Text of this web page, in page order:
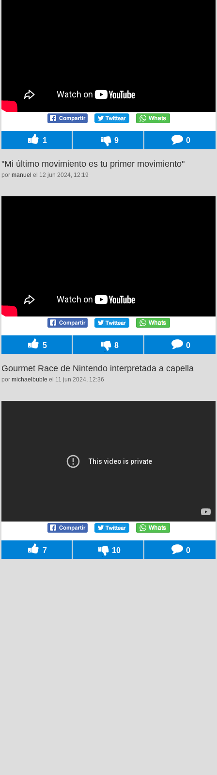
1 9 0
"Mi último movimiento es tu primer movimiento"
por manuel el 12 jun 2024, 12:19
5 8 0
Gourmet Race de Nintendo interpretada a capella
por michaelbuble el 11 jun 2024, 12:36
7 10 0